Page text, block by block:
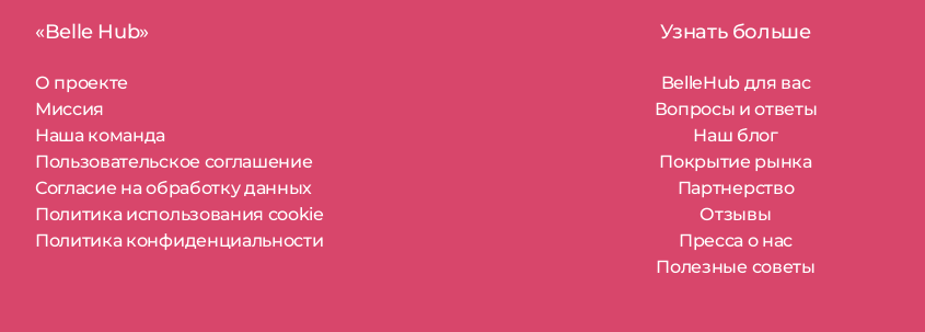
«Belle Hub»
О проекте
Миссия
Наша команда
Пользовательское соглашение
Согласие на обработку данных
Политика использования cookie
Политика конфиденциальности
Узнать больше
BelleHub для вас
Вопросы и ответы
Наш блог
Покрытие рынка
Партнерство
Отзывы
Пресса о нас
Полезные советы